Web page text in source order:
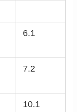
6.1
7.2
10.1